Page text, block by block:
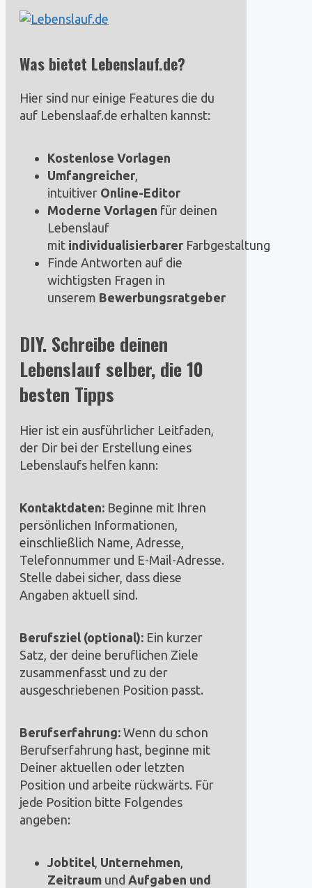
Was bietet Lebenslauf.de?
Hier sind nur einige Features die du
auf Lebenslaaf.de erhalten kannst:
Kostenlose Vorlagen
Umfangreicher
intuitiver Online-Editor
Moderne Vorlagen für deinen
Lebenslauf
mit individualisierbarer Farbgestaltung
Finde Antworten auf die
wichtigsten Fragen in
unserem Bewerbungsratgeber
DIY. Schreibe deinen
Lebenslauf selber, die 10
besten Tipps
Hier ist ein ausführlicher Leitfaden,
der Dir bei der Erstellung eines
Lebenslaufs helfen kann:
Kontaktdaten: Beginne mit Ihren
persönlichen Informationen,
einschließlich Name, Adresse,
Telefonnummer und E-Mail-Adresse.
Stelle dabei sicher, dass diese
Angaben aktuell sind.
Berufsziel (optional): Ein kurzer
Satz, der deine beruflichen Ziele
zusammenfasst und zu der
ausgeschriebenen Position passt.
Berufserfahrung: Wenn du schon
Berufserfahrung hast, beginne mit
Deiner aktuellen oder letzten
Position und arbeite rückwärts. Für
jede Position bitte Folgendes
angeben:
Jobtitel, Unternehmen,
Zeitraum und Aufgaben und